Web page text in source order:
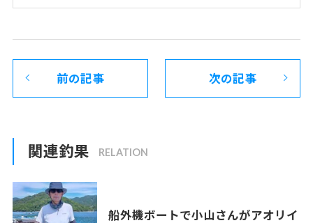
前の記事 次の記事
関連釣果
船外機ボートで小山さんがアオリイ